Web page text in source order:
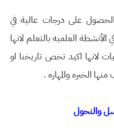
على درجات عالية في
العلميه بالتعلم لانها
لانها اكيد تخص تاريخنا او
الخبره والمهاره .